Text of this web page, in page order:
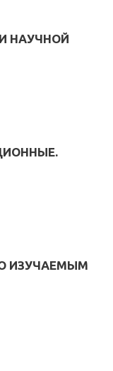
НАУЧНОЙ
ИЗУЧАЕМЫМ